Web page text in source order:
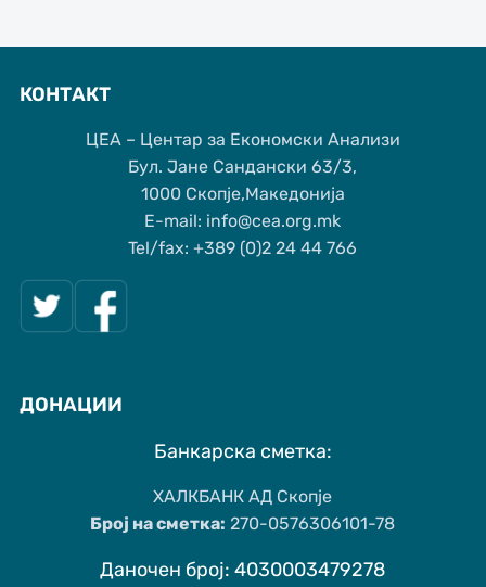
КОНТАКТ
ЦЕА – Центар за Економски Анализи
Бул. Јане Сандански 63/3,
1000 Скопје,Македонија
Е-mail: info@cea.org.mk
Tel/fax: +389 (0)2 24 44 766
ДОНАЦИИ
Банкарска сметка:
ХАЛКБАНК АД Скопје
Број на сметка: 270-0576306101-78
Даночен број: 4030003479278